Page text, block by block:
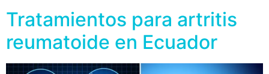
Tratamientos para artritis
reumatoide en Ecuador